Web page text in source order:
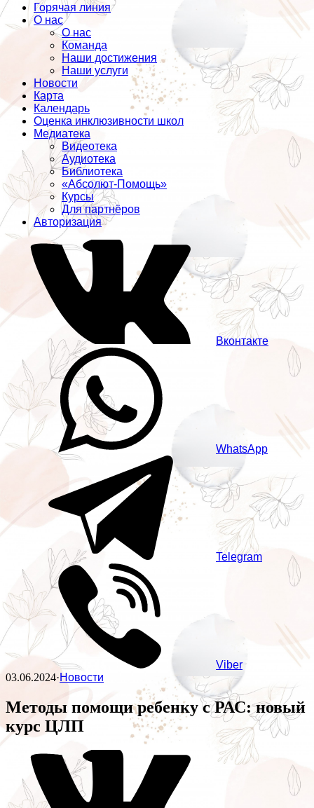
Горячая линия
О нас
О нас
Команда
Наши достижения
Наши услуги
Новости
Карта
Календарь
Оценка инклюзивности школ
Медиатека
Видеотека
Аудиотека
Библиотека
«Абсолют-Помощь»
Курсы
Для партнёров
Авторизация
Вконтакте
WhatsApp
Telegram
Viber
03.06.2024·Новости
Методы помощи ребенку с РАС: новый
курс ЦЛП